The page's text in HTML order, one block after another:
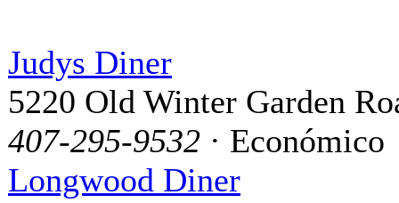
Judys Diner
5220 Old Winter Garden
407-295-9532 · Económico
Longwood Diner